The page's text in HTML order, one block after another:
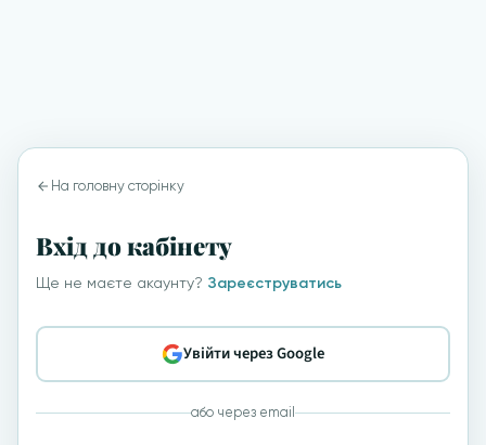
На головну сторінку
Вхід до кабінету
Ще не маєте акаунту? Зареєструватись
Увійти через Google
або через email